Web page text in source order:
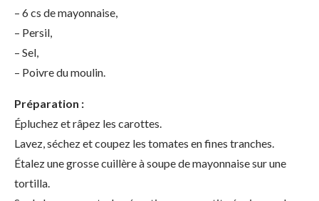
– 6 cs de mayonnaise,
– Persil,
– Sel,
– Poivre du moulin.
Préparation :
Épluchez et râpez les carottes.
Lavez, séchez et coupez les tomates en fines tranches.
Étalez une grosse cuillère à soupe de mayonnaise sur une
tortilla.